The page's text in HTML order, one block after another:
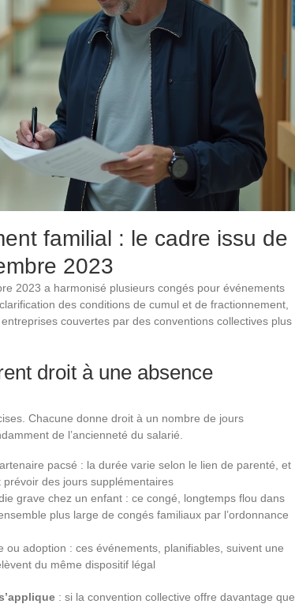
familial : le cadre issu de
2023
2023 a harmonisé plusieurs congés pour événements
des conditions de cumul et de fractionnement,
couvertes par des conventions collectives plus
droit à une absence
Chacune donne droit à un nombre de jours
de l’ancienneté du salarié.
pacsé : la durée varie selon le lien de parenté, et
des jours supplémentaires
grave chez un enfant : ce congé, longtemps flou dans
plus large de congés familiaux par l’ordonnance
ou adoption : ces événements, planifiables, suivent une
du même dispositif légal
: si la convention collective offre davantage que